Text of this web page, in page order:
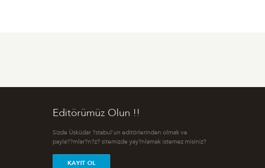
Editörümüz Olun !!
Sizde Üsküdar ?stabul'un editörlerinden olmak ve
payla??mlar?n?z? sitemizde yay?nlamak istemez misiniz?
KAYIT OL